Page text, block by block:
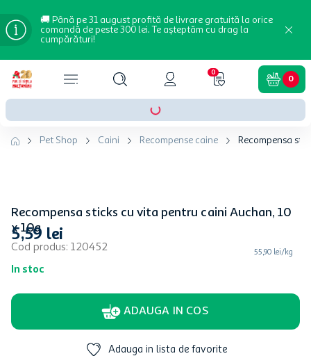
🚚 Până pe 31 august profită de livrare gratuită la orice
comandă de peste 300 lei. Te așteptăm cu drag la
cumpărături!
0
0
Pet Shop Caini Recompense caine Recompensa
Recompensa sticks cu vita pentru caini Auchan, 10
x 10g
Cod produs: 120452
In stoc
5,59 lei
55,90 lei/kg
ADAUGA IN COS
Adauga in lista de favorite